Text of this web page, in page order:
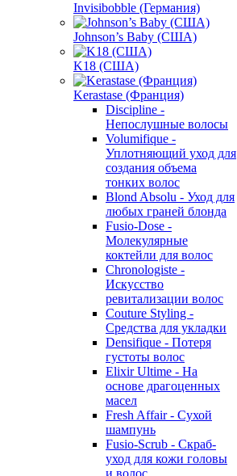
Invisibobble (Германия)
Johnson’s Baby (США)
K18 (США)
Kerastase (Франция)
Discipline -
Непослушные волосы
Volumifique -
Уплотняющий уход для
создания объема
тонких волос
Blond Absolu - Уход для
любых граней блонда
Fusio-Dose -
Молекулярные
коктейли для волос
Chronologiste -
Искусство
ревитализации волос
Couture Styling -
Средства для укладки
Densifique - Потеря
густоты волос
Elixir Ultime - На
основе драгоценных
масел
Fresh Affair - Сухой
шампунь
Fusio-Scrub - Скраб-
уход для кожи головы
и волос